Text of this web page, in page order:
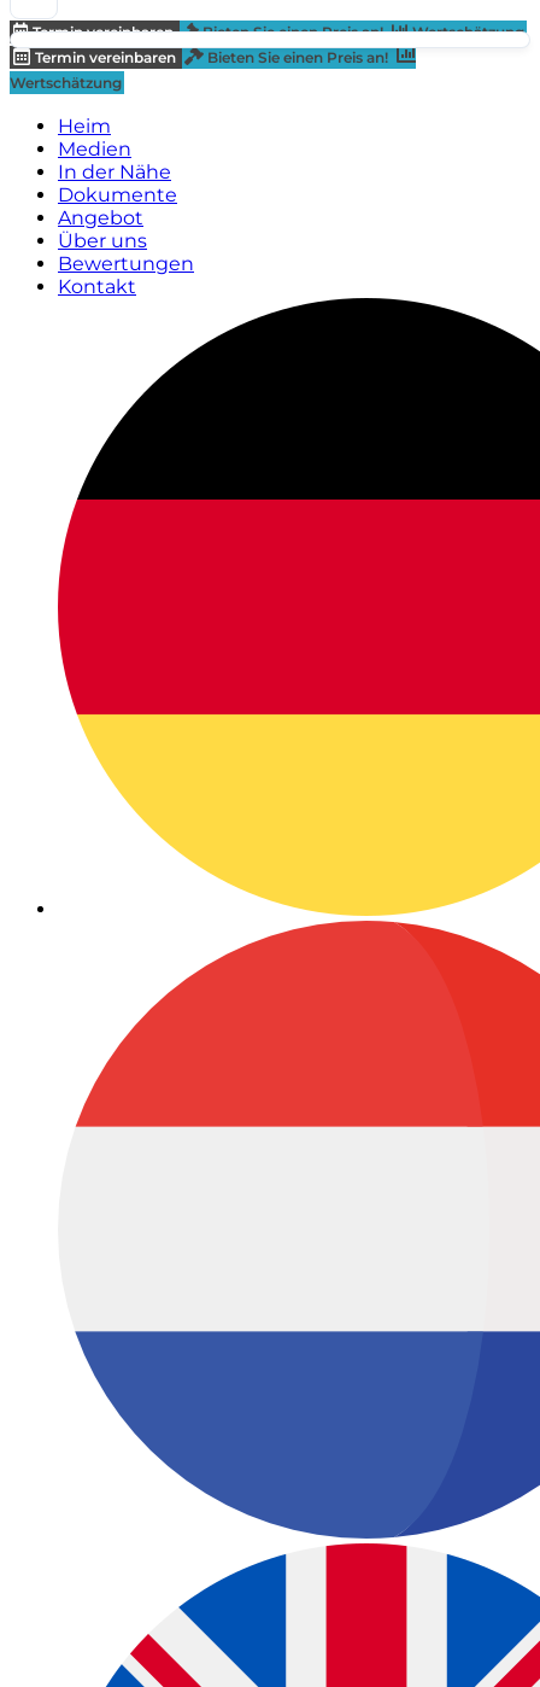
Termin vereinbaren Bieten Sie einen Preis an!
Wertschätzung
Termin vereinbaren
Bieten Sie einen Preis an!
Wertschätzung
Heim
Medien
In der Nähe
Dokumente
Angebot
Über uns
Bewertungen
Kontakt